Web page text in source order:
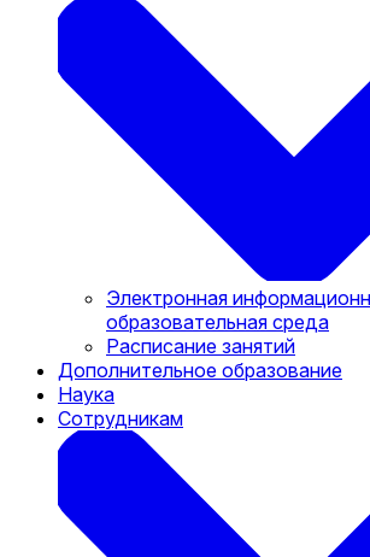
Электронная
образовательная среда
Расписание занятий
Дополнительное образование
Наука
Сотрудникам